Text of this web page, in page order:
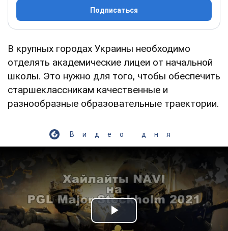
Подписаться
В крупных городах Украины необходимо
отделять академические лицеи от начальной
школы. Это нужно для того, чтобы обеспечить
старшеклассникам качественные и
разнообразные образовательные траектории.
Видео дня
Play Video